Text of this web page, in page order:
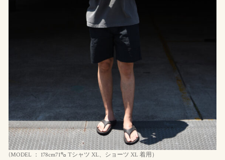
(MODEL ： 178cm71㌔ Tシャツ XL、ショーツ XL 着用）